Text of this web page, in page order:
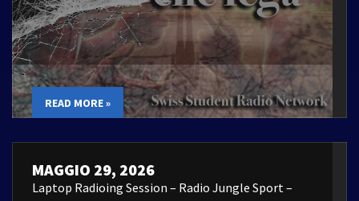
READ MORE »
MAGGIO 29, 2026
Laptop Radioing Session – Radio Jungle Sport –